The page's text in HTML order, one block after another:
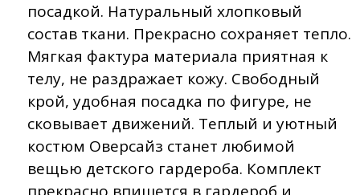
посадкой. Натуральный хлопковый
состав ткани. Прекрасно сохраняет тепло.
Мягкая фактура материала приятная к
телу, не раздражает кожу. Свободный
крой, удобная посадка по фигуре, не
сковывает движений. Теплый и уютный
костюм Оверсайз станет любимой
вещью детского гардероба. Комплект